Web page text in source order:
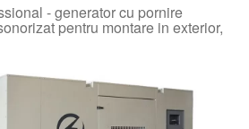
- generator cu pornire
pentru montare in exterior,